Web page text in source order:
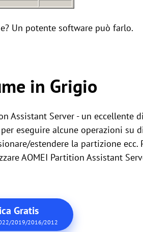
Un potente software può farlo.
in Grigio
Assistant Server - un eccellente
eseguire alcune operazioni su
estendere la partizione ecc.
AOMEI Partition Assistant
Gratis
2019/2016/2012